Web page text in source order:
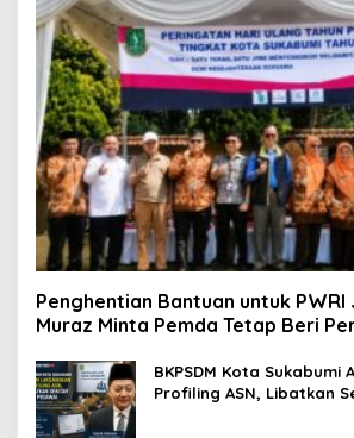
Penghentian Bantuan untuk
Muraz Minta Pemda Tetap Beri
BKPSDM Kota Sukabumi
Profiling ASN, Libatkan